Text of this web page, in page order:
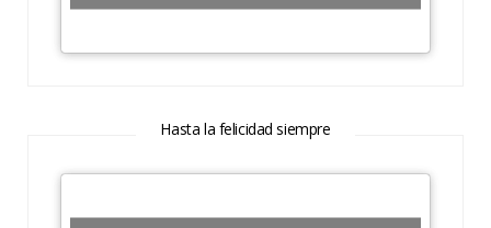
Hasta la felicidad siempre